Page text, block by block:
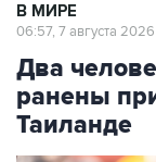
В МИРЕ
06:57, 7 августа 2026
Два
ранены
Таиланде